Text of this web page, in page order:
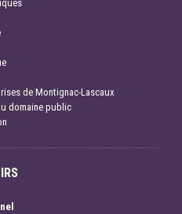
de Montignac-Lascaux
domaine public